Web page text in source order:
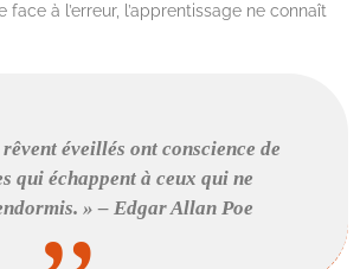
à l’erreur, l’apprentissage ne connaît
éveillés ont conscience de
qui échappent à ceux qui ne
» – Edgar Allan Poe